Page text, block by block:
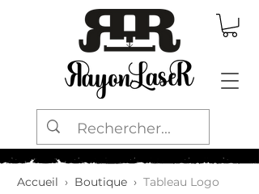
Accueil › Boutique › Tableau Logo